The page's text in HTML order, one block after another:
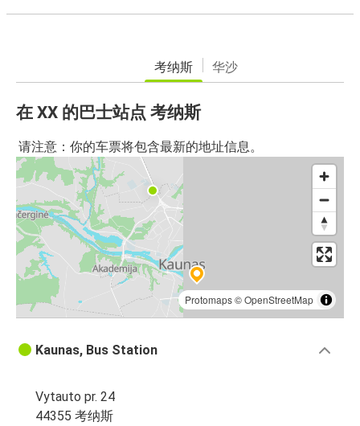
考纳斯 华沙
在 XX 的巴士站点 考纳斯
请注意：你的车票将包含最新的地址信息。
Protomaps©OpenStreetMap
Kaunas, Bus Station
Vytauto pr. 24
44355 考纳斯